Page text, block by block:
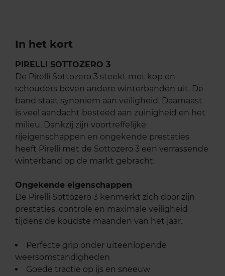
In het kort
PIRELLI SOTTOZERO 3
De Pirelli Sottozero 3 steekt met kop en
schouders boven andere winterbanden uit. De
band staat synoniem aan veiligheid. Daarnaast
is veel aandacht besteed aan zuinigheid en het
milieu. Dankzij zijn voortreffelijke
rijeigenschappen en ongekende prestaties
heeft Pirelli met de Sottozero 3 een verrassende
winterband op de markt gebracht.
Ongekende eigenschappen
De Pirelli Sottozero 3 kenmerkt zich door zijn
prestaties, controle en maximale veiligheid
tijdens de koudste maanden van het jaar.
Perfecte grip onder uiteenlopende
weersomstandigheden
Goede tractie op ijs en sneeuw